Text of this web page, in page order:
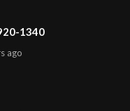
1340
ago